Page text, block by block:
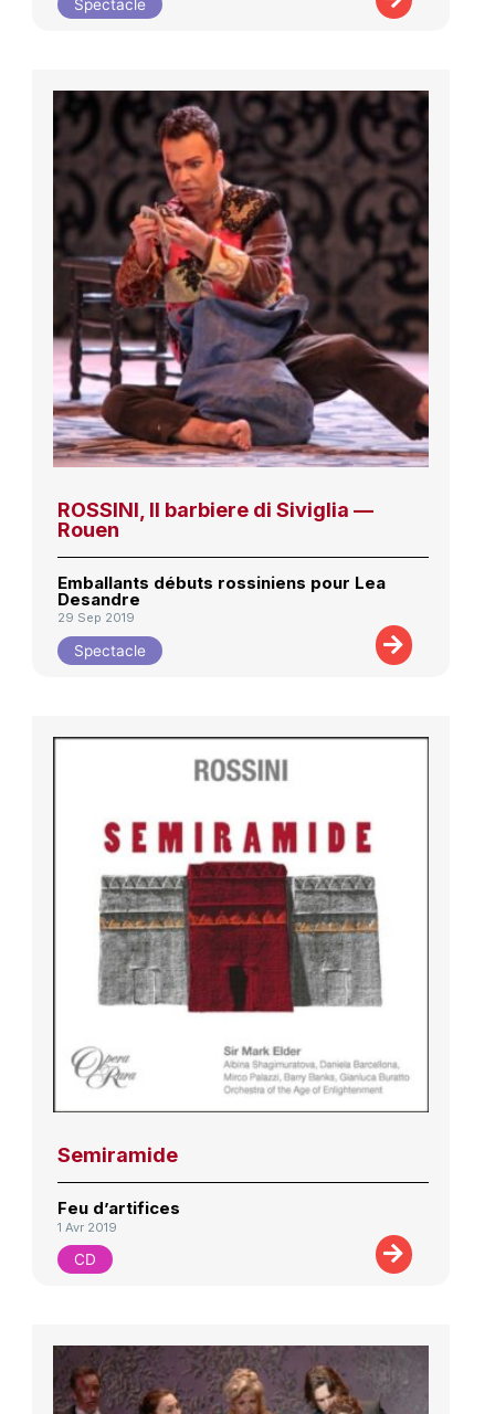
Spectacle
ROSSINI, Il barbiere di Siviglia —
Rouen
Emballants débuts rossiniens pour Lea
Desandre
29 Sep 2019
Spectacle
Semiramide
Feu d’artifices
1 Avr 2019
CD